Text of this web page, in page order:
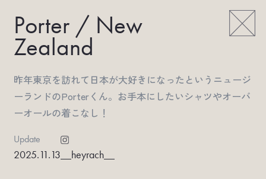
Porter / New
Zealand
昨年東京を訪れて日本が大好きになったというニュージ
ーランドのPorterくん。お手本にしたいシャツやオーバ
ーオールの着こなし！
Update
2025.11.13 __heyrach__